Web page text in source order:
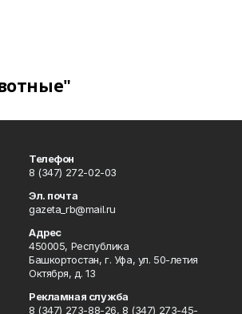
Телефон
8 (347) 272-02-03
Эл. почта
gazeta_rb@mail.ru
Адрес
450005, Республика
Башкортостан, г. Уфа, ул. 50-летия
Октября, д. 13
Рекламная служба
8 (347) 273-88-26, 8 (347) 273-45-